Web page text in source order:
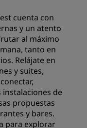
cuenta con
y un atento
al máximo
tanto en
Relájate en
y suites,
de
propuestas
y bares.
para explorar